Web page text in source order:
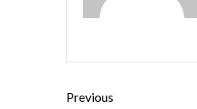
Previous